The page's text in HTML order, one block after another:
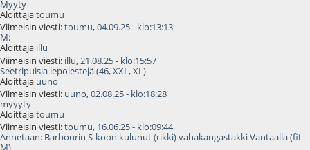
Myyty
Aloittajatoumu
Viimeisin viesti:toumu,04.09.25 - klo:13:13
M:
Aloittaja illu
Viimeisin viesti: illu,21.08.25 - klo:15:57
Seetripuisia lepolestejä (46, XXL, XL)
Aloittaja uuno
Viimeisin viesti: uuno,02.08.25 - klo:18:28
myyyty
Aloittajatoumu
Viimeisin viesti:toumu, 16.06.25 - klo:09:44
Annetaan: Barbourin S-koon kulunut (rikki) vahakangastakki Vantaalla (fit
M)